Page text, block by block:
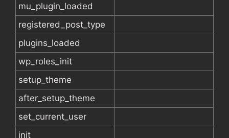
mu_plugin_loaded
registered_post_type
plugins_loaded
wp_roles_init
setup_theme
after_setup_theme
set_current_user
init